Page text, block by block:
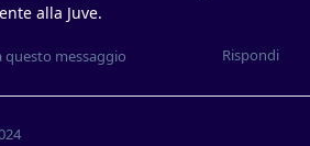
alla Juve.
Rispondi
questo messaggio